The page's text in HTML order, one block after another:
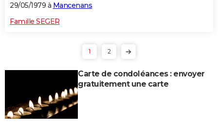
29/05/1979 à Mancenans
Famille SEGER
1 2
Carte de condoléances : envoyer
gratuitement une carte